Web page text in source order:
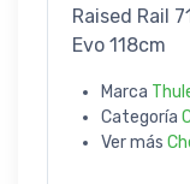
Raised Rail
Evo 118cm
Marca
Categoría
Ver más